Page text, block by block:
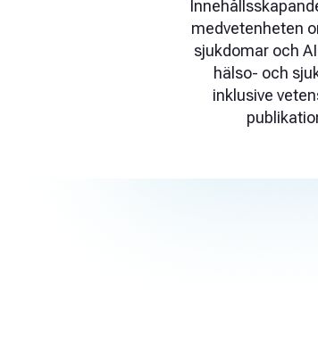
medvetenheten
sjukdomar och
hälso- och
inklusive